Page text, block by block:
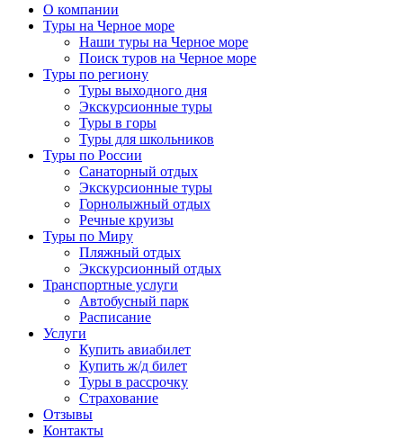
О компании
Туры на Черное море
Наши туры на Черное море
Поиск туров на Черное море
Туры по региону
Туры выходного дня
Экскурсионные туры
Туры в горы
Туры для школьников
Туры по России
Санаторный отдых
Экскурсионные туры
Горнолыжный отдых
Речные круизы
Туры по Миру
Пляжный отдых
Экскурсионный отдых
Транспортные услуги
Автобусный парк
Расписание
Услуги
Купить авиабилет
Купить ж/д билет
Туры в рассрочку
Страхование
Отзывы
Контакты